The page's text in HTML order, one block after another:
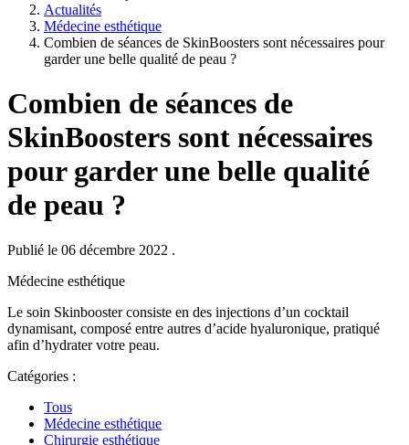
Actualités
Médecine esthétique
Combien de séances de SkinBoosters sont nécessaires pour
garder une belle qualité de peau ?
Combien de séances de
SkinBoosters sont nécessaires
pour garder une belle qualité
de peau ?
Publié le 06 décembre 2022 .
Médecine esthétique
Le soin Skinbooster consiste en des injections d’un cocktail
dynamisant, composé entre autres d’acide hyaluronique, pratiqué
afin d’hydrater votre peau.
Catégories :
Tous
Médecine esthétique
Chirurgie esthétique